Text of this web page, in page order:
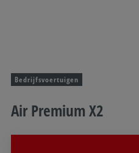
Bedrijfsvoertuigen
Air Premium X2